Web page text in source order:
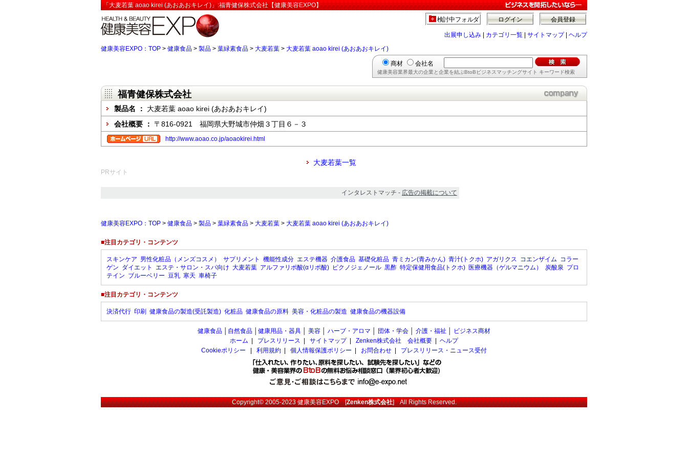
「大麦若葉 aoao kirei (あおあおキレイ)」:福青健保株式会社【健康美容EXPO】
会員登録
ログイン
検討中フォルダ
出展申し込み カテゴリ一覧 サイトマップ| ヘルプ
健康美容EXPO：TOP > 健康食品 > 製品 > 葉緑素食品 > 大麦若葉 > 大麦若葉 aoao kirei (あおあおキレイ)
商材 会社名
健康美容業界最大の企業と企業を結ぶBtoBビジネスマッチングサイト キーワード検索
福青健保株式会社
製品名 ： 大麦若葉 aoao kirei (あおあおキレイ)
会社概要 ： 〒816-0921 福岡県大野城市仲畑３丁目６－３
http://www.aoao.co.jp/aoaokirei.html
大麦若葉一覧
PRサイト
インタレストマッチ - 広告の掲載について
健康美容EXPO：TOP > 健康食品 > 製品 > 葉緑素食品 > 大麦若葉 > 大麦若葉 aoao kirei (あおあおキレイ)
■注目カテゴリ・コンテンツ
スキンケア 男性化粧品（メンズコスメ） サプリメント 機能性成分 エステ機器 介護食品 基礎化粧品 青ミカン(青みかん) 青汁(トクホ) アガリクス コエンザイム コラー
ゲン ダイエット エステ・サロン・スパ向け 大麦若葉 アルファリポ酸(αリポ酸) ピクノジェノール 黒酢 特定保健用食品(トクホ) 医療機器（ゲルマニウム） 炭酸泉 プロ
テイン ブルーベリー 豆乳 寒天 車椅子
■注目カテゴリ・コンテンツ
決済代行 印刷 健康食品の製造(受託製造) 化粧品 健康食品の原料 美容・化粧品の製造 健康食品の機器設備
健康食品 自然食品 健康用品・器具 美容 ハーブ・アロマ 団体・学会 介護・福祉
ビジネス商材
ホーム
プレスリリース サイトマップ| Zenken株式会社 会社概要
ヘルプ
Cookieポリシー
利用規約 個人情報保護ポリシー お問合わせ プレスリリース・ニュース受付
Copyright© 2005-2023健康美容EXPO[Zenken株式会社] All Rights Reserved.